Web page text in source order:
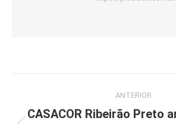
de
ANTERIOR
CASACOR Ribeirão Preto